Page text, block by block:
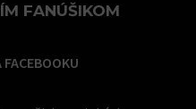
FANÚŠIKOM
FACEBOOKU